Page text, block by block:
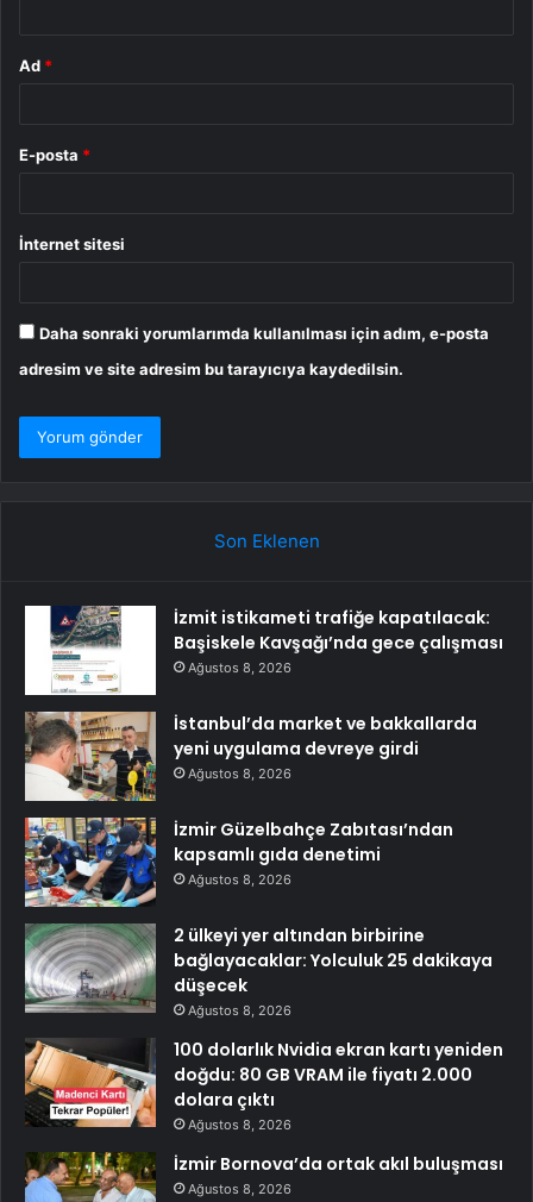
Ad *
E-posta *
İnternet sitesi
Daha sonraki yorumlarımda kullanılması için adım, e-posta
adresim ve site adresim bu tarayıcıya kaydedilsin.
Son Eklenen
İzmit istikameti trafiğe kapatılacak:
Başiskele Kavşağı’nda gece çalışması
Ağustos 8, 2026
İstanbul’da market ve bakkallarda
yeni uygulama devreye girdi
Ağustos 8, 2026
İzmir Güzelbahçe Zabıtası’ndan
kapsamlı gıda denetimi
Ağustos 8, 2026
2 ülkeyi yer altından birbirine
bağlayacaklar: Yolculuk 25 dakikaya
düşecek
Ağustos 8, 2026
100 dolarlık Nvidia ekran kartı yeniden
doğdu: 80 GB VRAM ile fiyatı 2.000
dolara çıktı
Ağustos 8, 2026
İzmir Bornova’da ortak akıl buluşması
Ağustos 8, 2026